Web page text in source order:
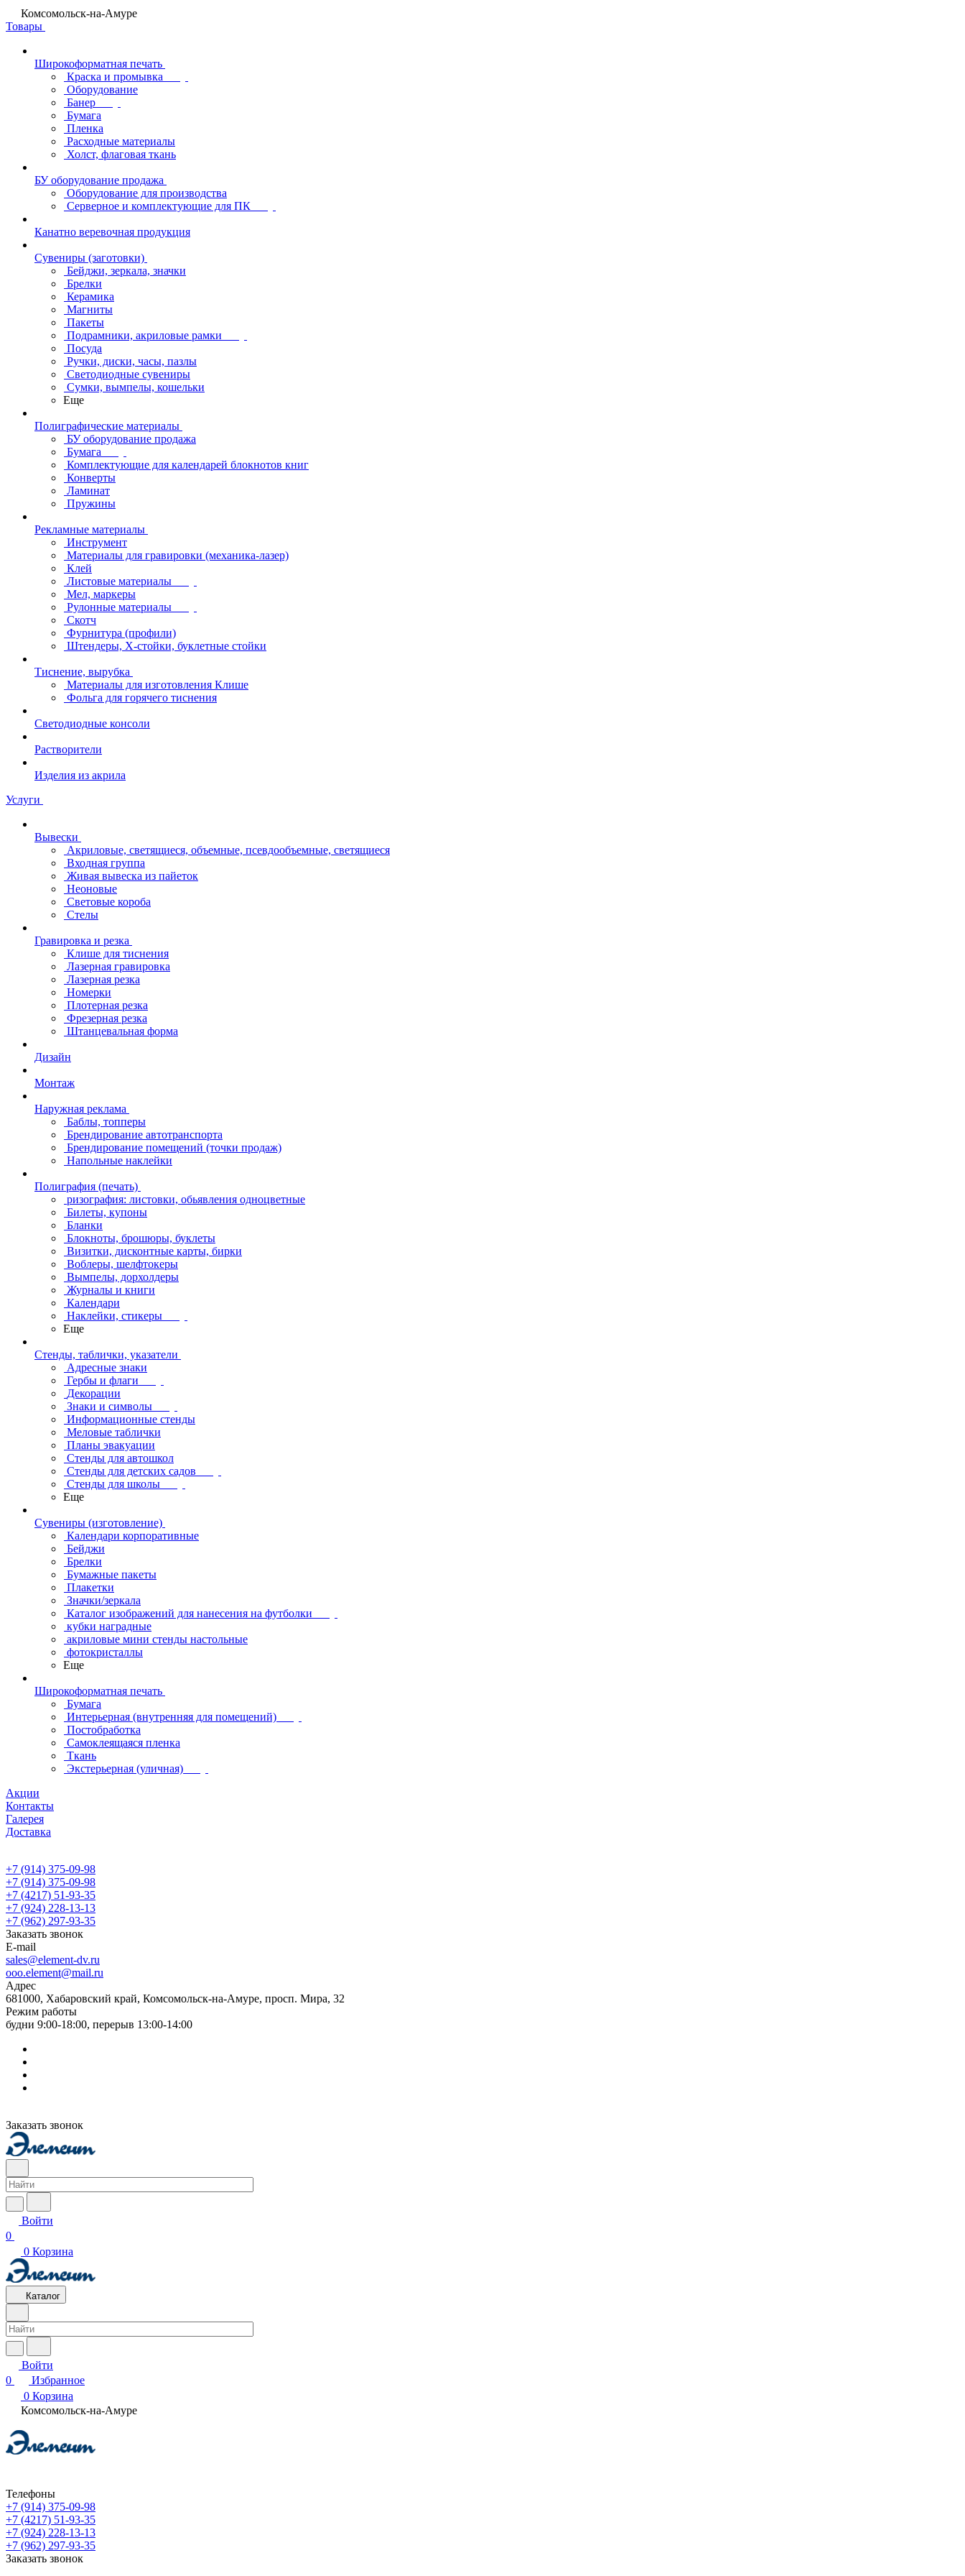
Комсомольск-на-Амуре
Товары
Широкоформатная печать
Краска и промывка
Оборудование
Банер
Бумага
Пленка
Расходные материалы
Холст, флаговая ткань
БУ оборудование продажа
Оборудование для производства
Серверное и комплектующие для ПК
Канатно веревочная продукция
Сувениры (заготовки)
Бейджи, зеркала, значки
Брелки
Керамика
Магниты
Пакеты
Подрамники, акриловые рамки
Посуда
Ручки, диски, часы, пазлы
Светодиодные сувениры
Сумки, вымпелы, кошельки
Еще
Полиграфические материалы
БУ оборудование продажа
Бумага
Комплектующие для календарей блокнотов книг
Конверты
Ламинат
Пружины
Рекламные материалы
Инструмент
Материалы для гравировки (механика-лазер)
Клей
Листовые материалы
Мел, маркеры
Рулонные материалы
Скотч
Фурнитура (профили)
Штендеры, Х-стойки, буклетные стойки
Тиснение, вырубка
Материалы для изготовления Клише
Фольга для горячего тиснения
Светодиодные консоли
Растворители
Изделия из акрила
Услуги
Вывески
Акриловые, светящиеся, объемные, псевдообъемные, светящиеся
Входная группа
Живая вывеска из пайеток
Неоновые
Световые короба
Стелы
Гравировка и резка
Клише для тиснения
Лазерная гравировка
Лазерная резка
Номерки
Плотерная резка
Фрезерная резка
Штанцевальная форма
Дизайн
Монтаж
Наружная реклама
Баблы, топперы
Брендирование автотранспорта
Брендирование помещений (точки продаж)
Напольные наклейки
Полиграфия (печать)
ризография: листовки, обьявления одноцветные
Билеты, купоны
Бланки
Блокноты, брошюры, буклеты
Визитки, дисконтные карты, бирки
Воблеры, шелфтокеры
Вымпелы, дорхолдеры
Журналы и книги
Календари
Наклейки, стикеры
Еще
Стенды, таблички, указатели
Адресные знаки
Гербы и флаги
Декорации
Знаки и символы
Информационные стенды
Меловые таблички
Планы эвакуации
Стенды для автошкол
Стенды для детских садов
Стенды для школы
Еще
Сувениры (изготовление)
Календари корпоративные
Бейджи
Брелки
Бумажные пакеты
Плакетки
Значки/зеркала
Каталог изображений для нанесения на футболки
кубки наградные
акриловые мини стенды настольные
фотокристаллы
Еще
Широкоформатная печать
Бумага
Интерьерная (внутренняя для помещений)
Постобработка
Самоклеящаяся пленка
Ткань
Экстерьерная (уличная)
Акции
Контакты
Галерея
Доставка
+7 (914) 375-09-98
+7 (914) 375-09-98
+7 (4217) 51-93-35
+7 (924) 228-13-13
+7 (962) 297-93-35
Заказать звонок
E-mail
sales@element-dv.ru
ooo.element@mail.ru
Адрес
681000, Хабаровский край, Комсомольск-на-Амуре, просп. Мира, 32
Режим работы
будни 9:00-18:00, перерыв 13:00-14:00
Заказать звонок
Войти
0
0 Корзина
Каталог
Войти
0
Избранное
0 Корзина
Комсомольск-на-Амуре
Телефоны
+7 (914) 375-09-98
+7 (4217) 51-93-35
+7 (924) 228-13-13
+7 (962) 297-93-35
Заказать звонок